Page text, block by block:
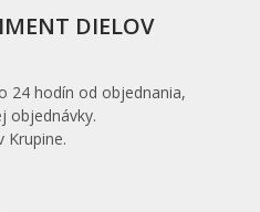
DIELOV
24 hodín od objednania,
objednávky.
Krupine.